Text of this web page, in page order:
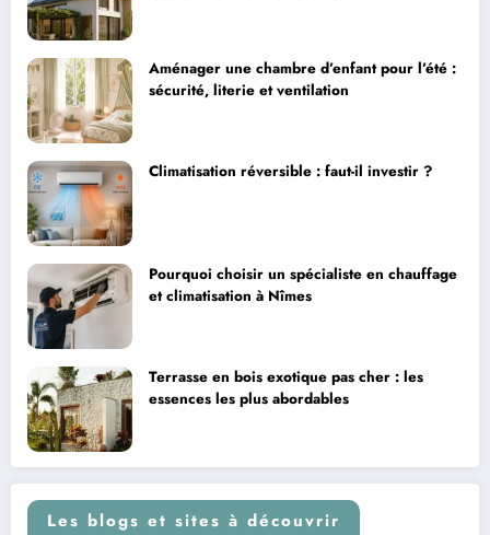
Aménager une chambre d’enfant pour l’été :
sécurité, literie et ventilation
Climatisation réversible : faut-il investir ?
Pourquoi choisir un spécialiste en chauffage
et climatisation à Nîmes
Terrasse en bois exotique pas cher : les
essences les plus abordables
Les blogs et sites à découvrir